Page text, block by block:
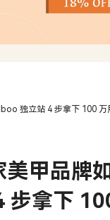
独立站 4 步拿下 100 万
美甲品牌
步拿下